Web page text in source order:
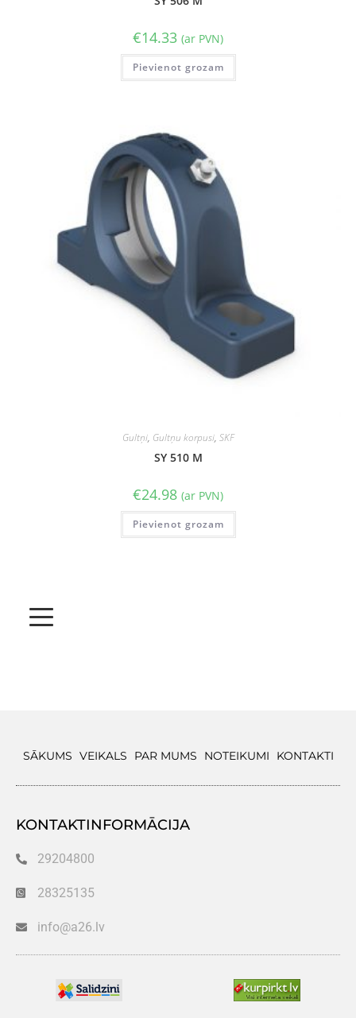
€14.33 (ar PVN)
Pievienot grozam
Gultņi, Gultņu korpusi, SKF
SY 510 M
€24.98 (ar PVN)
Pievienot grozam
SĀKUMS VEIKALS PAR MUMS NOTEIKUMI KONTAKTI
KONTAKTINFORMĀCIJA
29204800
28325135
info@a26.lv